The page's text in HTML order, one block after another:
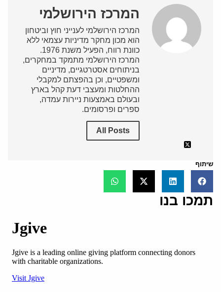
המרכז הירושלמי
המרכז הירושלמי לענייני חוץ וביטחון
הוא מכון מחקר מדיניות עצמאי ללא
כוונת רווח, הפעיל משנת 1976.
המרכז הירושלמי מתמקד במחקרים,
בניתוחים אסטרטגיים, מדיניים
ומשפטיים, וכן בהפצתם למקבלי
ההחלטות ומעצבי דעת קהל בארץ
ובעולם באמצעות ניירות עמדה,
ספרים ופרסומים.
All Posts
שיתוף
תמכו בנו